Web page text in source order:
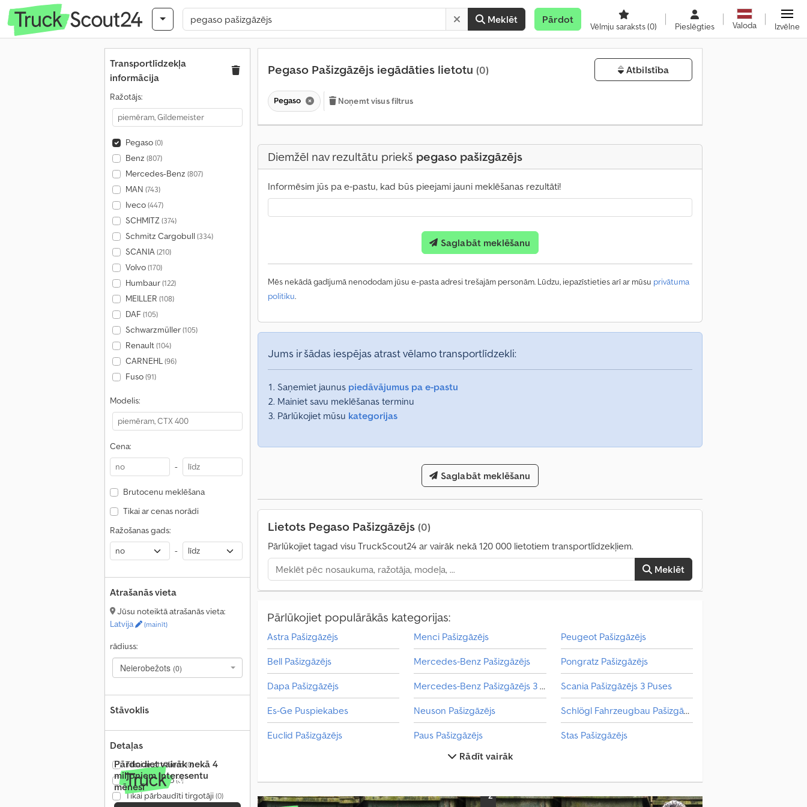
Meklēt Pārdot
Vēlmju saraksts(0) Pieslēgties Valoda Izvēlne
Transportlīdzekļa
informācija
Ražotājs:
Pegaso(0)
Benz (807)
Mercedes-Benz (807)
MAN (743)
Iveco(447)
SCHMITZ(374)
Schmitz Cargobull (334)
SCANIA(210)
Volvo(170)
Humbaur(122)
MEILLER (108)
DAF (105)
Schwarzmüller(105)
Renault(104)
CARNEHL(96)
Fuso(91)
Modelis:
Cena:
-
Brutocenu meklēšana
Tikai ar cenas norādi
Ražošanas gads:
-
Atrašanās vieta
Jūsu noteiktā atrašanās vieta:
Latvija
(mainīt)
rādiuss:
Neierobežots (0)
Stāvoklis
Detaļas
Tikai ar attēliem(0)
Tikai ar video(0)
Tikai pārbaudīti tirgotāji(0)
Pārdodiet vairāk nekā 4
miljoniem interesentu
mēnesī
Pegaso Pašizgāzējs iegādāties lietotu (0) Atbilstība
Pegaso Noņemt visus filtrus
Diemžēl nav rezultātu priekš pegaso pašizgāzējs
Informēsim jūs pa e-pastu, kad būs pieejami jauni meklēšanas rezultāti!
Saglabāt meklēšanu
Mēs nekādā gadījumā nenododam jūsu e-pasta adresi trešajām personām. Lūdzu, iepazīstieties arī ar mūsu privātuma
politiku.
Jums ir šādas iespējas atrast vēlamo transportlīdzekli:
Saņemiet jaunus piedāvājumus pa e-pastu
Mainiet savu meklēšanas terminu
Pārlūkojiet mūsu kategorijas
Saglabāt meklēšanu
Lietots Pegaso Pašizgāzējs (0)
Pārlūkojiet tagad visu TruckScout24 ar vairāk nekā 120 000 lietotiem transportlīdzekļiem.
Meklēt
Pārlūkojiet populārākās kategorijas:
Astra Pašizgāzējs
Bell Pašizgāzējs
Dapa Pašizgāzējs
Es-Ge Puspiekabes
Euclid Pašizgāzējs
Kaiser Pašizgāzējs
Menci Pašizgāzējs
Mercedes-Benz Pašizgāzējs
Mercedes-Benz Pašizgāzējs 3 Puses
Neuson Pašizgāzējs
Paus Pašizgāzējs
Pašizgāzējs
Pašizgāzējs 3 Puses
Peugeot Pašizgāzējs
Pongratz Pašizgāzējs
Scania Pašizgāzējs 3 Puses
Schlögl Fahrzeugbau Pašizgāzējs 3 Puses
Stas Pašizgāzējs
Thwaites Pašizgāzējs
Rādīt vairāk
M
ē
n
e
a
r
ā
0
0
i
r
u
m
i
e
p
r
a
s
ī
j
u
u
I
z